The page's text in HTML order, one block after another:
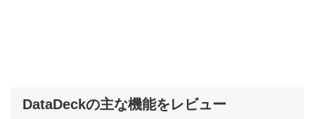
DataDeckの主な機能をレビュー